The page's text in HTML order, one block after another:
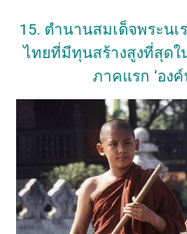
15. ตำนานสมเด็จพระน
ไทยที่มีทุนสร้างสูงที่สุดใ
ภาคแรก ‘อง